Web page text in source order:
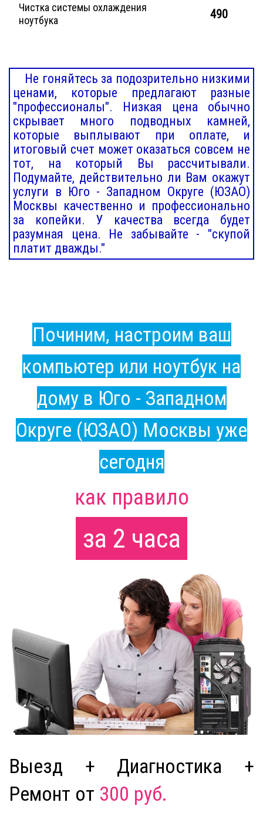
Чистка системы охлаждения
ноутбука
490
Не гоняйтесь за подозрительно низкими
ценами, которые предлагают разные
"профессионалы". Низкая цена обычно
скрывает много подводных камней,
которые выплывают при оплате, и
итоговый счет может оказаться совсем не
тот, на который Вы рассчитывали.
Подумайте, действительно ли Вам окажут
услуги в Юго - Западном Округе (ЮЗАО)
Москвы качественно и профессионально
за копейки. У качества всегда будет
разумная цена. Не забывайте - "скупой
платит дважды."
Починим, настроим ваш
компьютер или ноутбук на
дому в Юго - Западном
Округе (ЮЗАО) Москвы уже
сегодня
как правило
за 2 часа
Выезд + Диагностика +
Ремонт от 300 руб.